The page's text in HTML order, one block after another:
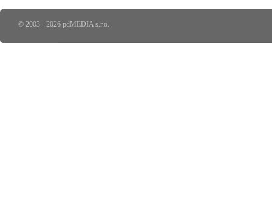
© 2003 - 2026 pdMEDIA s.r.o.